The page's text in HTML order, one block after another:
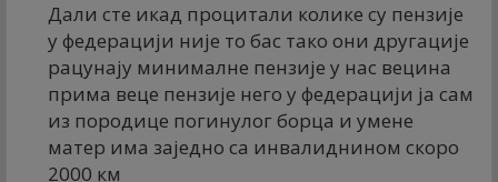
Дали сте икад процитали колике су пензије
у федерацији није то бас тако они другације
рацунају минималне пензије у нас вецина
прима веце пензије него у федерацији ја сам
из породице погинулог борца и умене
матер има заједно са инвалиднином скоро
2000 км